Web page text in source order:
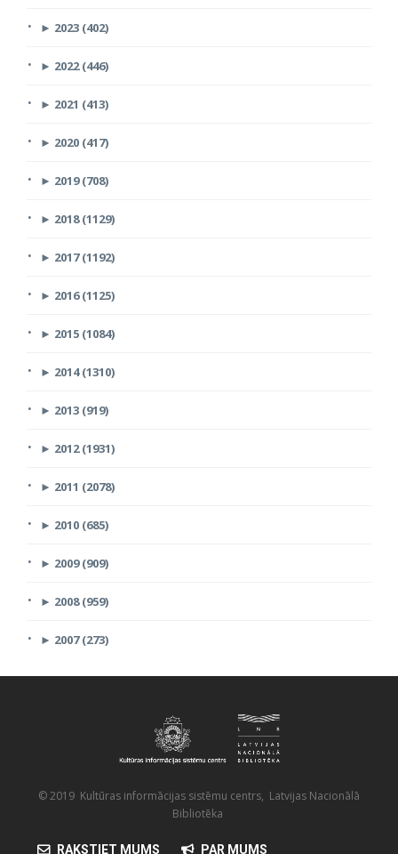
► 2023 (402)
► 2022 (446)
► 2021 (413)
► 2020 (417)
► 2019 (708)
► 2018 (1129)
► 2017 (1192)
► 2016 (1125)
► 2015 (1084)
► 2014 (1310)
► 2013 (919)
► 2012 (1931)
► 2011 (2078)
► 2010 (685)
► 2009 (909)
► 2008 (959)
► 2007 (273)
© 2019 Kultūras informācijas sistēmu centrs, Latvijas Nacionālā
Bibliotēka
RAKSTIET MUMS PAR MUMS